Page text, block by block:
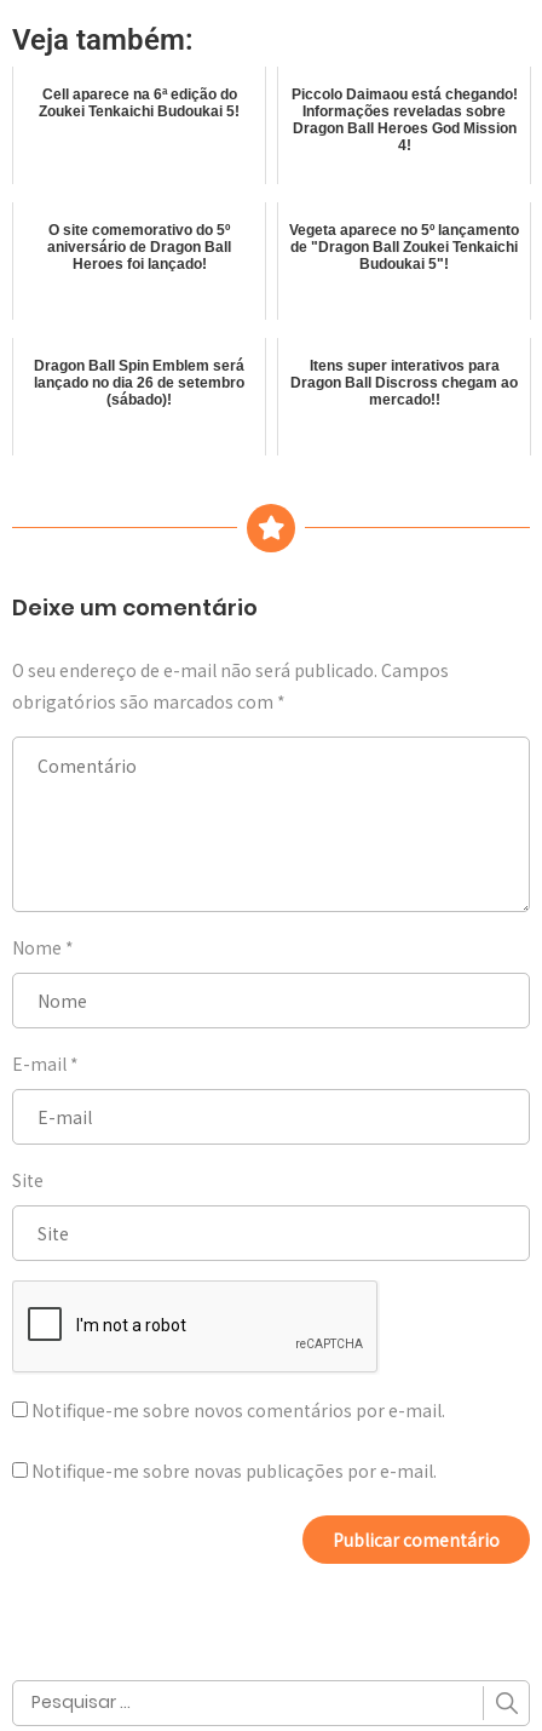
Veja também:
Cell aparece na 6ª edição do
Zoukei Tenkaichi Budoukai 5!
Piccolo Daimaou está chegando!
Informações reveladas sobre
Dragon Ball Heroes God Mission
4!
O site comemorativo do 5º
aniversário de Dragon Ball
Heroes foi lançado!
Vegeta aparece no 5º lançamento
de "Dragon Ball Zoukei Tenkaichi
Budoukai 5"!
Dragon Ball Spin Emblem será
lançado no dia 26 de setembro
(sábado)!
Itens super interativos para
Dragon Ball Discross chegam ao
mercado!!
Deixe um comentário
O seu endereço de e-mail não será publicado. Campos
obrigatórios são marcados com *
Nome *
E-mail *
Site
Notifique-me sobre novos comentários por e-mail.
Notifique-me sobre novas publicações por e-mail.